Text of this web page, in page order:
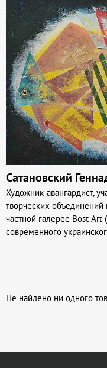
Сатановский
Художник-авангардист,
творческих объединений
частной галерее Bost Art
современного
Не найдено ни одного